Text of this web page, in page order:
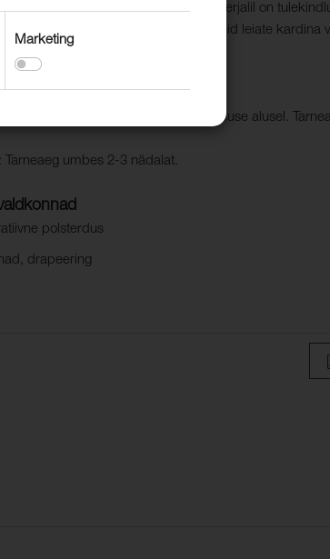
100% pimendav kardinakangas. Materjalil on
kuni 5 m. Bologna värvitoonid leiate kardina
on ilma raskusrihmata.
kollektsiooni tooteid müüakse tellimuse alusel.
Tarneaeg umbes 2-3 nädalat.
polsterdus
drapeering
Marketing